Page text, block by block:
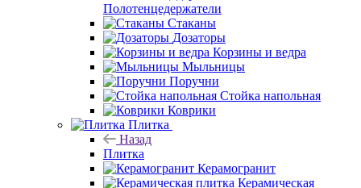
Полотенцедержатели
Стаканы
Дозаторы
Корзины и ведра
Мыльницы
Поручни
Стойка напольная
Коврики
Плитка
Назад
Плитка
Керамогранит
Керамическая